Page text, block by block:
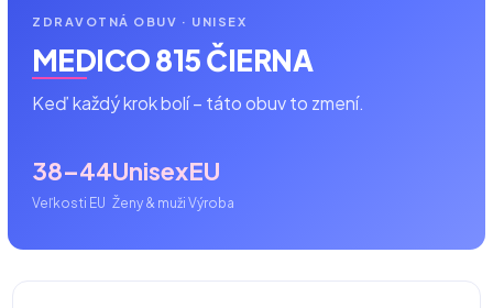
ZDRAVOTNÁ OBUV · UNISEX
MEDICO 815 ČIERNA
Keď každý krok bolí – táto obuv to zmení.
38–44
Veľkosti EU
Unisex
Ženy & muži
EU
Výroba